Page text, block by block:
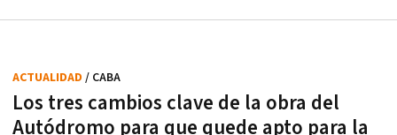
Los tres cambios clave de la obra del
Autódromo para que quede apto para la
ACTUALIDAD / CABA